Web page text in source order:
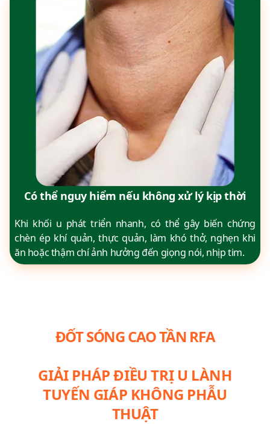
Có thể nguy hiểm nếu không xử lý kịp thời
Khi khối u phát triển nhanh, có thể gây biến chứng
chèn ép khí quản, thực quản, làm khó thở, nghẹn khi
ăn hoặc thậm chí ảnh hưởng đến giọng nói, nhịp tim.
ĐỐT SÓNG CAO TẦN RFA
GIẢI PHÁP ĐIỀU TRỊ U LÀNH
TUYẾN GIÁP KHÔNG PHẪU
THUẬT